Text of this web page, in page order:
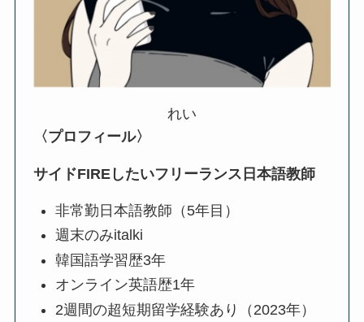
れい
〈プロフィール〉
サイドFIREしたいフリーランス日本語教師
非常勤日本語教師（5年目）
週末のみitalki
韓国語学習歴3年
オンライン英語歴1年
2週間の超短期留学経験あり（2023年）